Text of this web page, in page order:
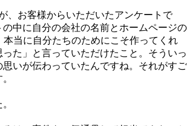
、お客様からいただいたアンケートで
の中に自分の会社の名前とホームページの
当に自分たちのためにこそ作ってくれ
た」と言っていただけたこと。そういっ
いが伝わっていたんですね。それがすご